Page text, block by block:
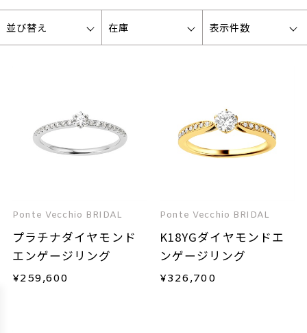
並び替え 在庫 表示件数
Ponte Vecchio BRIDAL
プラチナダイヤモンド
エンゲージリング
¥259,600
Ponte Vecchio BRIDAL
K18YGダイヤモンドエ
ンゲージリング
¥326,700